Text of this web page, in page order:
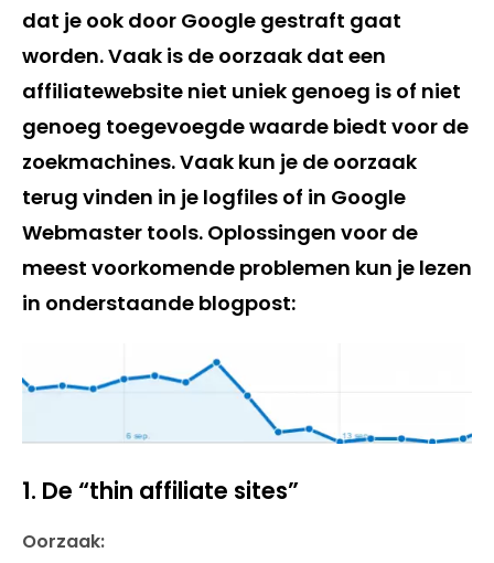
dat je ook door Google gestraft gaat
worden. Vaak is de oorzaak dat een
affiliatewebsite niet uniek genoeg is of niet
genoeg toegevoegde waarde biedt voor de
zoekmachines. Vaak kun je de oorzaak
terug vinden in je logfiles of in Google
Webmaster tools. Oplossingen voor de
meest voorkomende problemen kun je lezen
in onderstaande blogpost:
1. De “thin affiliate sites”
Oorzaak: